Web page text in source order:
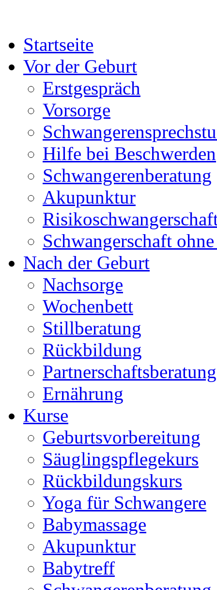
Startseite
Vor der Geburt
Erstgespräch
Vorsorge
Hilfe bei Beschwerden
Schwangerenberatung
Akupunktur
Schwangerschaft
Nach der Geburt
Nachsorge
Wochenbett
Stillberatung
Rückbildung
Partnerschaftsberatung
Ernährung
Kurse
Geburtsvorbereitung
Säuglingspflegekurs
Rückbildungskurs
Yoga für Schwangere
Babymassage
Akupunktur
Babytreff